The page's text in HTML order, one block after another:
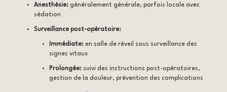
Anesthésie:généralement générale, parfois locale avec
sédation
Surveillance post-opératoire:
Immédiate:en salle de réveil sous surveillance des
signes vitaux
Prolongée:suivi des instructions post-opératoires,
gestion de la douleur, prévention des complications